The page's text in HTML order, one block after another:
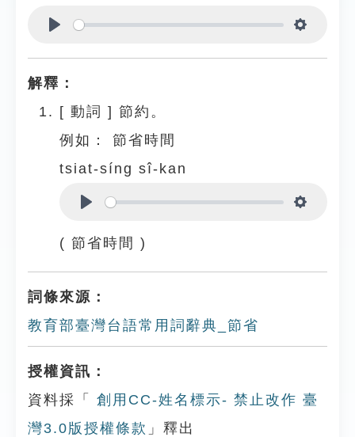
解釋：
[ 動詞 ] 節約。
例如：
節省時間
tsiat-síng sî-kan
( 節省時間 )
詞條來源：
教育部臺灣台語常用詞辭典_節省
授權資訊：
資料採「
創用CC-姓名標示- 禁止改作 臺
灣3.0版授權條款 」釋出